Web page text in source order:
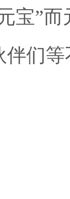
宝”
伴们